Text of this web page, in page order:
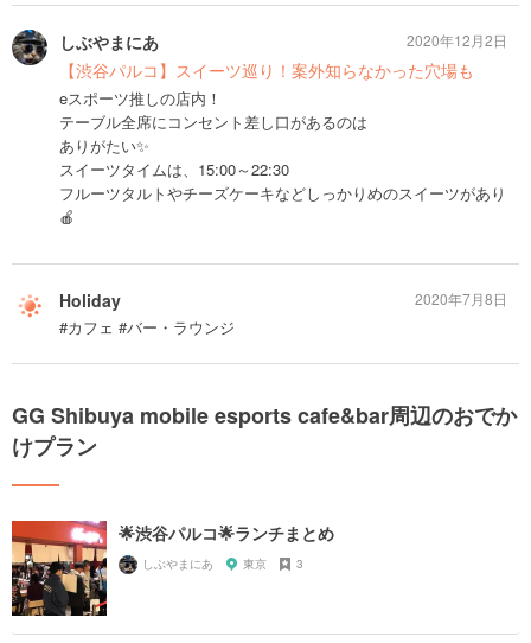
しぶやまにあ
【渋谷パルコ】スイーツ巡り！案外知らなかった穴場も
eスポーツ推しの店内！
テーブル全席にコンセント差し口があるのは
ありがたい✨
スイーツタイムは、15:00～22:30
フルーツタルトやチーズケーキなどしっかりめのスイーツがあり
🍎
2020年12月2日
Holiday
#カフェ #バー・ラウンジ
2020年7月8日
GG Shibuya mobile esports cafe&bar周辺のおでか
けプラン
🌟渋谷パルコ🌟ランチまとめ
しぶやまにあ 東京 3